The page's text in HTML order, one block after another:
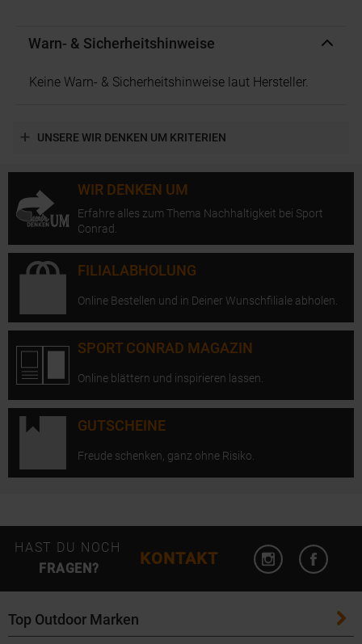
Warn- & Sicherheitshinweise
Keine Warn- & Sicherheitshinweise laut Hersteller.
UNSERE WIR DENKEN UM KRITERIEN
WIR DENKEN UM
Erfahre alles zum Thema Nachhaltigkeit bei Sport
Conrad.
FILIALABHOLUNG
Online Bestellen und in Deiner Wunschfiliale abholen.
SPORT CONRAD MAGAZIN
Online blättern und inspirieren lassen.
GUTSCHEINE
Freude schenken, ganz ohne Risiko.
HAST DU NOCH
FRAGEN?
KONTAKT
Instagram
Top Outdoor Marken